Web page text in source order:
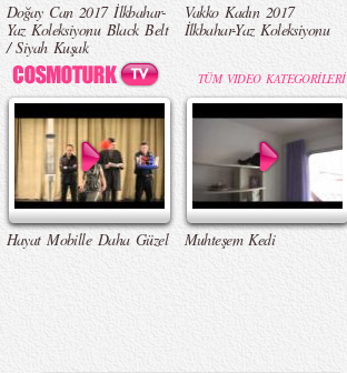
Doğay Can 2017 İlkbahar-
Yaz Koleksiyonu Black Belt
/ Siyah Kuşak
Vakko Kadın 2017
İlkbahar-Yaz Koleksiyonu
TÜM VIDEO KATEGORİLERİ
Hayat Mobille Daha Güzel Muhteşem Kedi